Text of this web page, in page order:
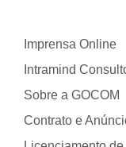
Imprensa Online
Intramind
Sobre a GOCOM
Contrato e